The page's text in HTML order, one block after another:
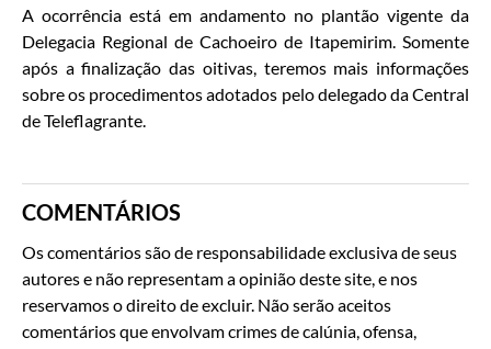
A ocorrência está em andamento no plantão vigente da
Delegacia Regional de Cachoeiro de Itapemirim. Somente
após a finalização das oitivas, teremos mais informações
sobre os procedimentos adotados pelo delegado da Central
de Teleflagrante.
COMENTÁRIOS
Os comentários são de responsabilidade exclusiva de seus
autores e não representam a opinião deste site, e nos
reservamos o direito de excluir. Não serão aceitos
comentários que envolvam crimes de calúnia, ofensa,